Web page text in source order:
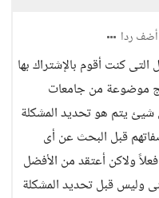
أضف ردا
التى كنت أقوم بالإشتراك بها
موضوعة من جامعات
شيئ يتم هو تحديد المشكلة
قبل البحث عن أى
ولاكن أعتقد من الأفضل
وليس قبل تحديد المشكلة